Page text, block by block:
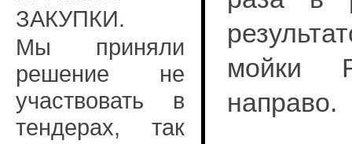
ЗАКУПКИ.
Мы приняли
решение не
участвовать в
тендерах, так
мойки
направо.